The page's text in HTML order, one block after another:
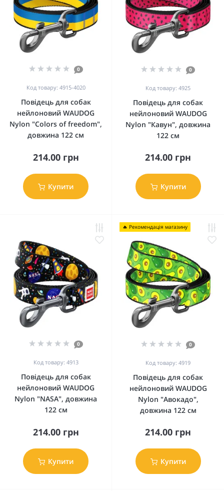
0
Код товару: 4915-4020
Повідець для собак
нейлоновий WAUDOG
Nylon "Colors of freedom",
довжина 122 см
214.00 грн
Купити
0
Код товару: 4925
Повідець для собак
нейлоновий WAUDOG
Nylon "Кавун", довжина
122 см
214.00 грн
Купити
0
Код товару: 4913
Повідець для собак
нейлоновий WAUDOG
Nylon "NASA", довжина
122 см
214.00 грн
Купити
🔥 Рекомендація магазину
0
Код товару: 4919
Повідець для собак
нейлоновий WAUDOG
Nylon "Авокадо",
довжина 122 см
214.00 грн
Купити